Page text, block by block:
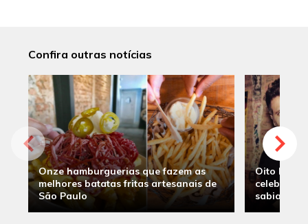
Confira outras notícias
Onze hamburguerias que fazem as
melhores batatas fritas artesanais de
São Paulo
Oito
sabia